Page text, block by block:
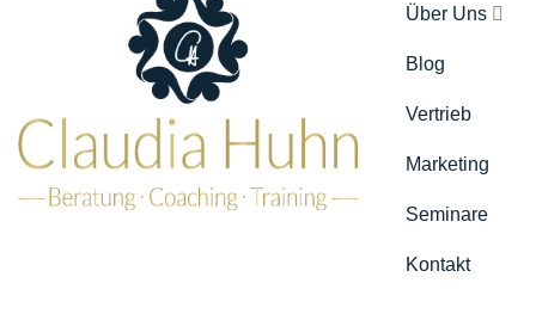
Über Uns
Blog
Vertrieb
Marketing
Seminare
Kontakt